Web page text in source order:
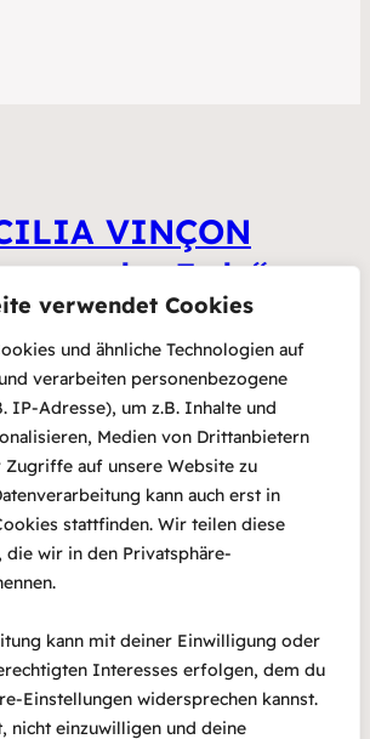
verwendet Cookies
und ähnliche Technologien auf
verarbeiten personenbezogene
IP-Adresse), um z.B. Inhalte und
Medien von Drittanbietern
auf unsere Website zu
kann auch erst in
stattfinden. Wir teilen diese
die wir in den Privatsphäre-
kann mit deiner Einwilligung oder
Interesses erfolgen, dem du
Einstellungen widersprechen kannst.
nicht einzuwilligen und deine
VINÇON
der Erde“
– Konzert &
„Angefallene
Lieder“